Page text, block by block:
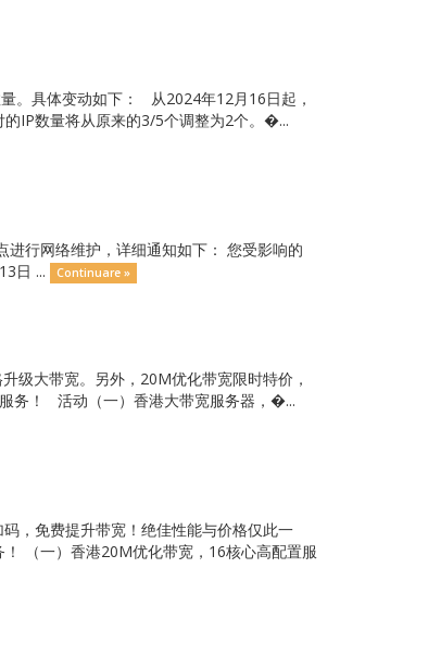
。具体变动如下： 从2024年12月16日起，
IP数量将从原来的3/5个调整为2个。�...
行网络维护，详细通知如下： 您受影响的
日 ...
Continuare »
级大带宽。另外，20M优化带宽限时特价，
务！ 活动（一）香港大带宽服务器，�...
，免费提升带宽！绝佳性能与价格仅此一
（一）香港20M优化带宽，16核心高配置服